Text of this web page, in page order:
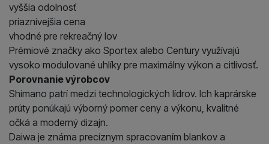
vyššia odolnosť
priaznivejšia cena
vhodné pre rekreačný lov
Prémiové značky ako Sportex alebo Century využívajú
vysoko modulované uhlíky pre maximálny výkon a citlivosť.
Porovnanie výrobcov
Shimano patrí medzi technologických lídrov. Ich kaprárske
prúty ponúkajú výborný pomer ceny a výkonu, kvalitné
očká a moderný dizajn.
Daiwa je známa precíznym spracovaním blankov a